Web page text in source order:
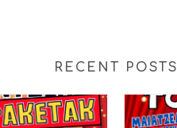
RECENT POSTS